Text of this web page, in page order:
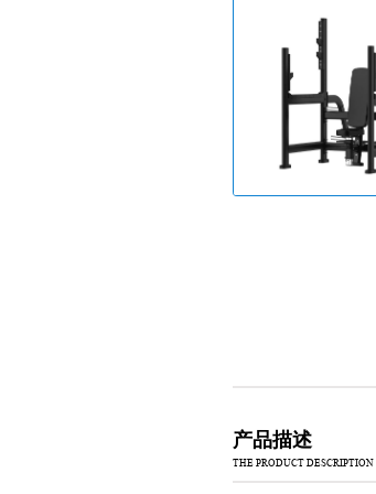
产品描述
THE PRODUCT DESCRIPTION